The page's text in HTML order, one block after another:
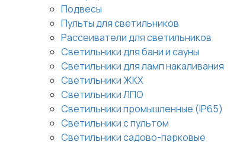
Подвесы
Пульты для светильников
Рассеиватели для светильников
Светильники для бани и сауны
Светильники для ламп накаливания
Светильники ЖКХ
Светильники ЛПО
Светильники промышленные (IP65)
Светильники с пультом
Светильники садово-парковые